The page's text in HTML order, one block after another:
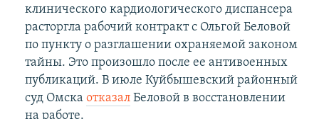
клинического кардиологического диспансера
расторгла рабочий контракт с Ольгой Беловой
по пункту о разглашении охраняемой законом
тайны. Это произошло после ее антивоенных
публикаций. В июле Куйбышевский районный
суд Омска отказалБеловой в восстановлении
на работе.